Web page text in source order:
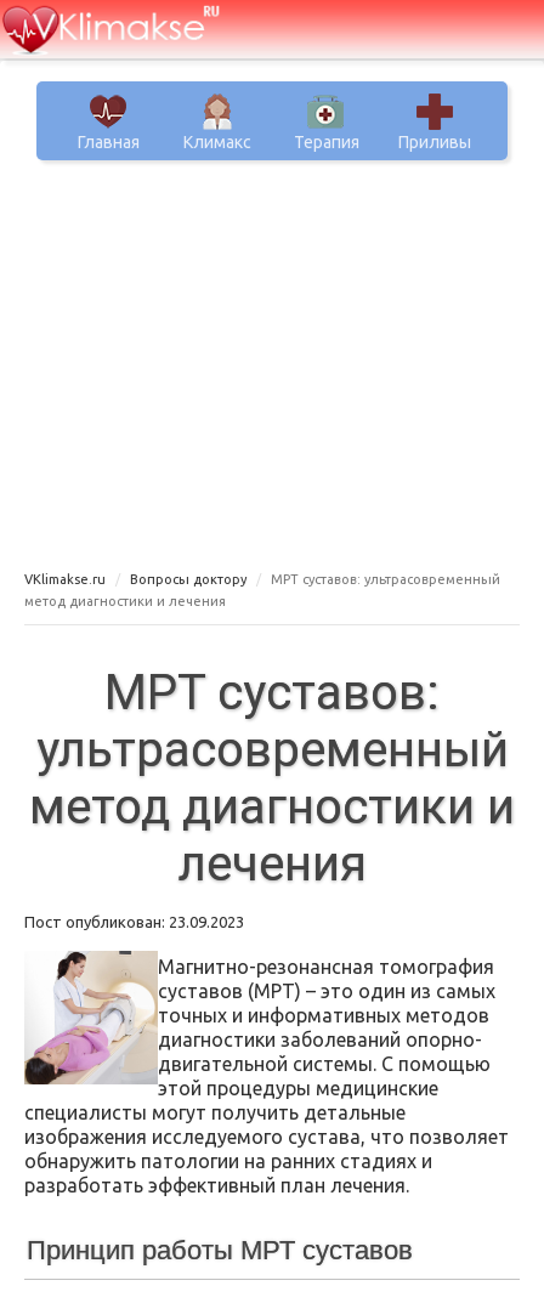
Главная Климакс Терапия Приливы
VKlimakse.ru Вопросы доктору
МРТ суставов: ультрасовременный
метод диагностики и лечения
МРТ суставов:
ультрасовременный
метод диагностики и
лечения
Пост опубликован: 23.09.2023
Магнитно-резонансная томография
суставов (МРТ) – это один из самых
точных и информативных методов
диагностики заболеваний опорно-
двигательной системы. С помощью
этой процедуры медицинские
специалисты могут получить детальные
изображения исследуемого сустава, что позволяет
обнаружить патологии на ранних стадиях и
разработать эффективный план лечения.
Принцип работы МРТ суставов